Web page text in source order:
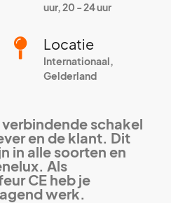
uur, 20 - 24 uur
Locatie
Internationaal,
Gelderland
schakel
en de klant. Dit
in alle soorten en
Als
CE heb je
werk.